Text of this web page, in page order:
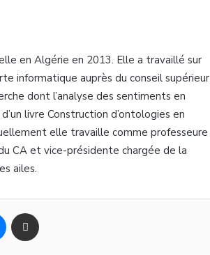
en Algérie en 2013. Elle a travaillé sur
informatique auprès du conseil supérieur
dont l’analyse des sentiments en
livre Construction d’ontologies en
elle travaille comme professeure
CA et vice-présidente chargée de la
ailes.
Messenger